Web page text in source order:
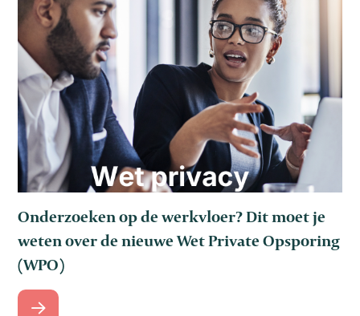
Onderzoeken op de werkvloer? Dit moet je
weten over de nieuwe Wet Private Opsporing
(WPO)